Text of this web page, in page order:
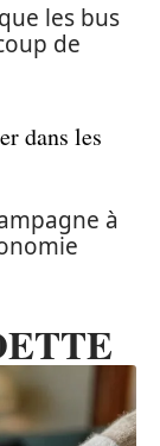
les bus
de
dans les
à